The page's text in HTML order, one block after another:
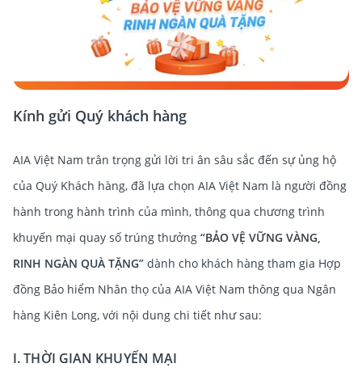
Kính gửi Quý khách hàng
AIA Việt Nam trân trọng gửi lời tri ân sâu sắc đến sự ủng hộ
của Quý Khách hàng, đã lựa chọn AIA Việt Nam là người đồng
hành trong hành trình của mình, thông qua chương trình
khuyến mại quay số trúng thưởng “BẢO VỆ VỮNG VÀNG,
RINH NGÀN QUÀ TẶNG” dành cho khách hàng tham gia Hợp
đồng Bảo hiểm Nhân thọ của AIA Việt Nam thông qua Ngân
hàng Kiên Long, với nội dung chi tiết như sau:
I. THỜI GIAN KHUYẾN MẠI